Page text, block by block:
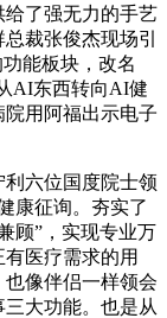
给了强无力的手艺
裁张俊杰现场引
能板块，改名
AI东西转向AI健
用阿福出示电子
六位国度院士领
康征询。夯实了
顾”，实现专业万
医疗需求的用
像伴侣一样领会
大功能。也是从